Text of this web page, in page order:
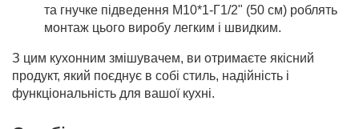
та гнучке підведення М10*1-Г1/2" (50 см) роблять
монтаж цього виробу легким і швидким.
З цим кухонним змішувачем, ви отримаєте якісний
продукт, який поєднує в собі стиль, надійність і
функціональність для вашої кухні.